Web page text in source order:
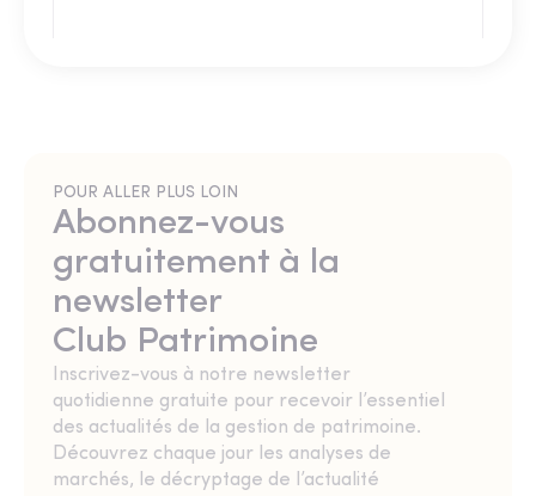
POUR ALLER PLUS LOIN
Abonnez-vous
gratuitement à la
newsletter
Club Patrimoine
Inscrivez-vous à notre newsletter
quotidienne gratuite pour recevoir l’essentiel
des actualités de la gestion de patrimoine.
Découvrez chaque jour les analyses de
marchés, le décryptage de l’actualité